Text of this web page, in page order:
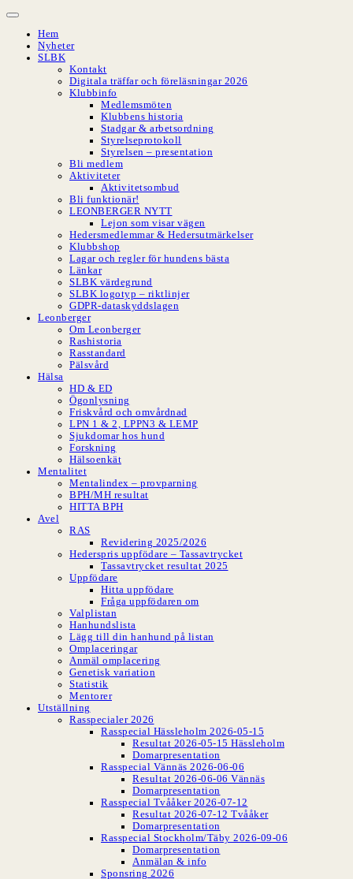
Hoppa
innehåll
Hem
Nyheter
SLBK
Kontakt
Digitala träffar och föreläsningar 2026
Klubbinfo
Medlemsmöten
Klubbens historia
Stadgar & arbetsordning
Styrelseprotokoll
Styrelsen – presentation
Bli medlem
Aktiviteter
Aktivitetsombud
Bli funktionär!
LEONBERGER NYTT
Lejon som visar vägen
Hedersmedlemmar & Hedersutmärkelser
Klubbshop
Lagar och regler för hundens bästa
Länkar
SLBK värdegrund
SLBK logotyp – riktlinjer
GDPR-dataskyddslagen
Leonberger
Om Leonberger
Rashistoria
Rasstandard
Pälsvård
Hälsa
HD & ED
Ögonlysning
Friskvård och omvårdnad
LPN 1 & 2, LPPN3 & LEMP
Sjukdomar hos hund
Forskning
Hälsoenkät
Mentalitet
Mentalindex – provparning
BPH/MH resultat
HITTA BPH
Avel
RAS
Revidering 2025/2026
Hederspris uppfödare – Tassavtrycket
Tassavtrycket resultat 2025
Uppfödare
Hitta uppfödare
Fråga uppfödaren om
Valplistan
Hanhundslista
Lägg till din hanhund på listan
Omplaceringar
Anmäl omplacering
Genetisk variation
Statistik
Mentorer
Utställning
Rasspecialer 2026
Rasspecial Hässleholm 2026-05-15
Resultat 2026-05-15 Hässleholm
Domarpresentation
Rasspecial Vännäs 2026-06-06
Resultat 2026-06-06 Vännäs
Domarpresentation
Rasspecial Tvååker 2026-07-12
Resultat 2026-07-12 Tvååker
Domarpresentation
Rasspecial Stockholm/Täby 2026-09-06
Domarpresentation
Anmälan & info
Sponsring 2026